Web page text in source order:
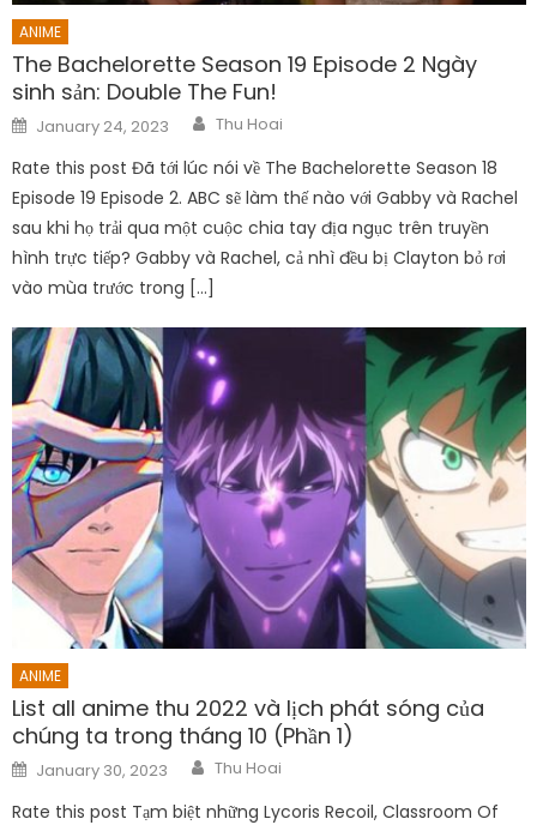
ANIME
The Bachelorette Season 19 Episode 2 Ngày
sinh sản: Double The Fun!
Posted
on
January 24, 2023 Author
Thu Hoai
Rate this post Đã tới lúc nói về The Bachelorette Season 18
Episode 19 Episode 2. ABC sẽ làm thế nào với Gabby và Rachel
sau khi họ trải qua một cuộc chia tay địa ngục trên truyền
hình trực tiếp? Gabby và Rachel, cả nhì đều bị Clayton bỏ rơi
vào mùa trước trong […]
ANIME
List all anime thu 2022 và lịch phát sóng của
chúng ta trong tháng 10 (Phần 1)
Posted
on
January 30, 2023 Author
Thu Hoai
Rate this post Tạm biệt những Lycoris Recoil, Classroom Of